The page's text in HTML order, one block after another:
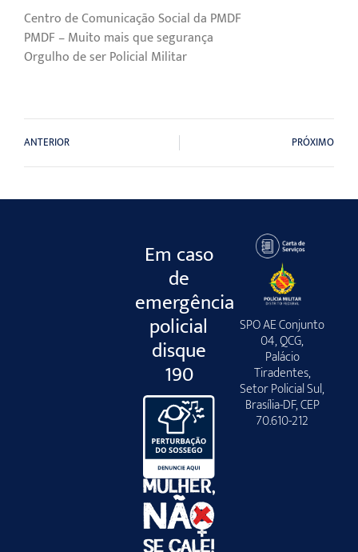
Centro de Comunicação Social da PMDF
PMDF – Muito mais que segurança
Orgulho de ser Policial Militar
ANTERIOR PRÓXIMO
Em caso
de
emergência
policial
disque
190
SPO AE Conjunto
04, QCG,
Palácio
Tiradentes,
Setor Policial Sul,
Brasília-DF, CEP
70.610-212